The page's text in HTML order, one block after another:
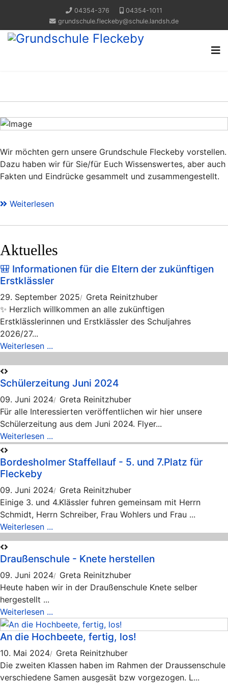
04354-376
04354-1011
grundschule.fleckeby@schule.landsh.de
Wir möchten gern unsere Grundschule Fleckeby vorstellen.
Dazu haben wir für Sie/für Euch Wissenswertes, aber auch
Fakten und Eindrücke gesammelt und zusammengestellt.
Weiterlesen
Aktuelles
🎒 Informationen für die Eltern der zukünftigen
Erstklässler
29. September 2025
Greta Reinitzhuber
✨ Herzlich willkommen an alle zukünftigen
Erstklässlerinnen und Erstklässler des Schuljahres
2026/27...
Weiterlesen ...
Schülerzeitung Juni 2024
09. Juni 2024
Greta Reinitzhuber
Für alle Interessierten veröffentlichen wir hier unsere
Schülerzeitung aus dem Juni 2024. Flyer...
Weiterlesen ...
Bordesholmer Staffellauf - 5. und 7.Platz für
Fleckeby
09. Juni 2024
Greta Reinitzhuber
Einige 3. und 4.Klässler fuhren gemeinsam mit Herrn
Schmidt, Herrn Schreiber, Frau Wohlers und Frau ...
Weiterlesen ...
Draußenschule - Knete herstellen
09. Juni 2024
Greta Reinitzhuber
Heute haben wir in der Draußenschule Knete selber
hergestellt ...
Weiterlesen ...
An die Hochbeete, fertig, los!
10. Mai 2024
Greta Reinitzhuber
Die zweiten Klassen haben im Rahmen der Draussenschule
verschiedene Samen ausgesät bzw vorgezogen. L...